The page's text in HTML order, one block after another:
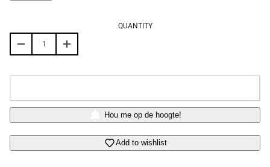
QUANTITY
Hou me op de hoogte!
Add to wishlist